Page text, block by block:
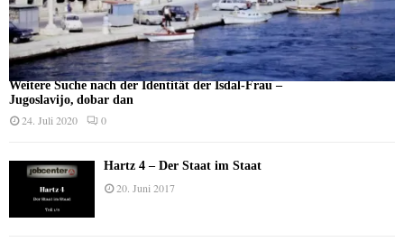
Weitere Suche nach der Identität der Isdal-Frau –
Jugoslavijo, dobar dan
24. Juli 2020 0
Hartz 4 – Der Staat im Staat
20. Juni 2017